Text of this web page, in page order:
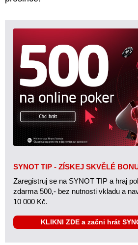
SYNOT TIP - ZÍSKEJ SKVĚLÉ
Zaregistruj se na SYNOT TIP a hraj
zdarma 500,- bez nutnosti vkladu a
10 000 Kč.
KLIKNI ZDE a začni hrát